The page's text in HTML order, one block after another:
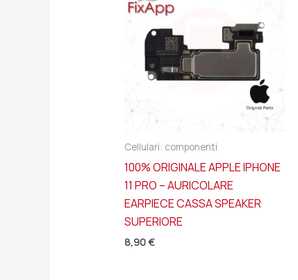
Cellulari: componenti
100% ORIGINALE APPLE IPHONE
11 PRO – AURICOLARE
EARPIECE CASSA SPEAKER
SUPERIORE
8,90€